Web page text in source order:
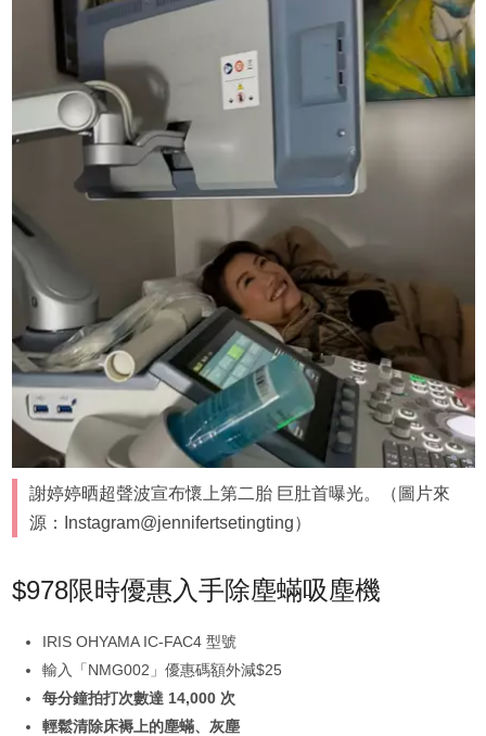
謝婷婷晒超聲波宣布懷上第二胎 巨肚首曝光。（圖片來
源：Instagram@jennifertsetingting）
$978限時優惠入手除塵蟎吸塵機
IRIS OHYAMA IC-FAC4 型號
輸入「NMG002」優惠碼額外減$25
每分鐘拍打次數達 14,000 次
輕鬆清除床褥上的塵蟎、灰塵